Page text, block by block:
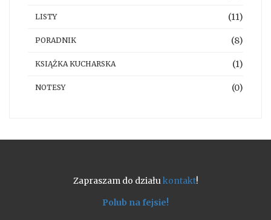
LISTY (11)
PORADNIK (8)
KSIĄŻKA KUCHARSKA (1)
NOTESY (0)
Zapraszam do działukontakt!
Polub na fejsie!